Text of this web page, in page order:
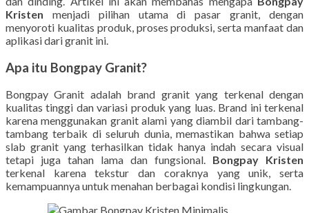
Kristen menjadi pilihan utama di pasar granit, dengan
menyoroti kualitas produk, proses produksi, serta manfaat dan
aplikasi dari granit ini.
Apa itu Bongpay Granit?
Bongpay Granit adalah brand granit yang terkenal dengan
kualitas tinggi dan variasi produk yang luas. Brand ini terkenal
karena menggunakan granit alami yang diambil dari tambang-
tambang terbaik di seluruh dunia, memastikan bahwa setiap
slab granit yang terhasilkan tidak hanya indah secara visual
tetapi juga tahan lama dan fungsional. Bongpay Kristen
terkenal karena tekstur dan coraknya yang unik, serta
kemampuannya untuk menahan berbagai kondisi lingkungan.